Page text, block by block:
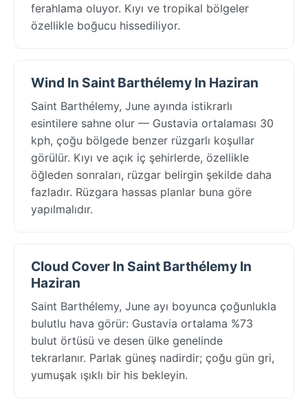
ferahlama oluyor. Kıyı ve tropikal bölgeler
özellikle boğucu hissediliyor.
Wind In Saint Barthélemy In Haziran
Saint Barthélemy, June ayında istikrarlı
esintilere sahne olur — Gustavia ortalaması 30
kph, çoğu bölgede benzer rüzgarlı koşullar
görülür. Kıyı ve açık iç şehirlerde, özellikle
öğleden sonraları, rüzgar belirgin şekilde daha
fazladır. Rüzgara hassas planlar buna göre
yapılmalıdır.
Cloud Cover In Saint Barthélemy In
Haziran
Saint Barthélemy, June ayı boyunca çoğunlukla
bulutlu hava görür: Gustavia ortalama %73
bulut örtüsü ve desen ülke genelinde
tekrarlanır. Parlak güneş nadirdir; çoğu gün gri,
yumuşak ışıklı bir his bekleyin.